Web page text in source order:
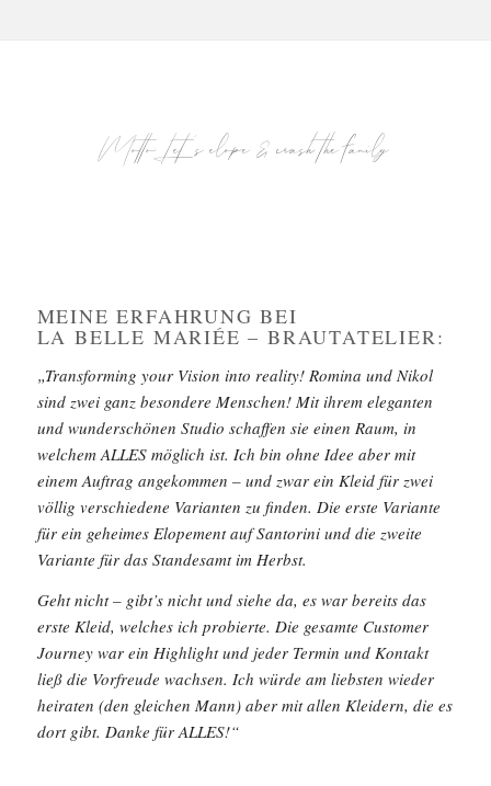
Motto: Let’s elope & crash the family
MEINE ERFAHRUNG BEI
LA BELLE MARIÉE – BRAUTATELIER:
„Transforming your Vision into reality! Romina und Nikol
sind zwei ganz besondere Menschen! Mit ihrem eleganten
und wunderschönen Studio schaffen sie einen Raum, in
welchem ALLES möglich ist. Ich bin ohne Idee aber mit
einem Auftrag angekommen – und zwar ein Kleid für zwei
völlig verschiedene Varianten zu finden. Die erste Variante
für ein geheimes Elopement auf Santorini und die zweite
Variante für das Standesamt im Herbst.
Geht nicht – gibt’s nicht und siehe da, es war bereits das
erste Kleid, welches ich probierte. Die gesamte Customer
Journey war ein Highlight und jeder Termin und Kontakt
ließ die Vorfreude wachsen. Ich würde am liebsten wieder
heiraten (den gleichen Mann) aber mit allen Kleidern, die es
dort gibt. Danke für ALLES!“